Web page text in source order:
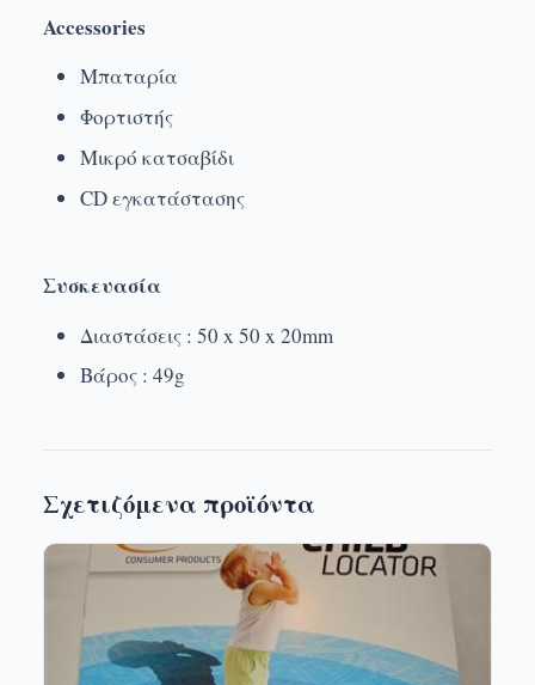
Accessories
Μπαταρία
Φορτιστής
Μικρό κατσαβίδι
CD εγκατάστασης
Συσκευασία
Διαστάσεις : 50 x 50 x 20mm
Βάρος : 49g
Σχετιζόμενα προϊόντα